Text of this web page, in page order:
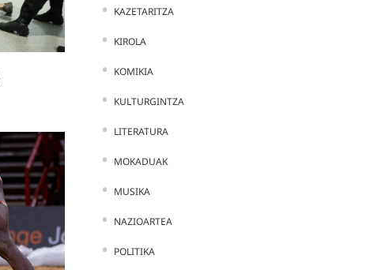
KAZETARITZA
KIROLA
KOMIKIA
KULTURGINTZA
LITERATURA
MOKADUAK
MUSIKA
NAZIOARTEA
POLITIKA